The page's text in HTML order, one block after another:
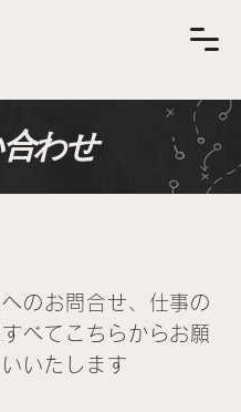
わせ
のお問合せ、仕事の
べてこちらからお願
いいたします